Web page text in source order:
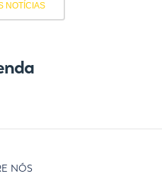
NOTÍCIAS
NÓS